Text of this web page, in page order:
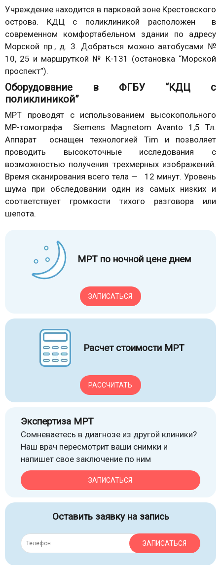
МРТ по ночной цене днем
ЗАПИСАТЬСЯ
Расчет стоимости МРТ
РАССЧИТАТЬ
Экспертиза МРТ
Сомневаетесь в диагнозе из другой клиники?
Наш врач пересмотрит ваши снимки и
напишет свое заключение по ним
ЗАПИСАТЬСЯ
Оставить заявку на запись
ЗАПИСАТЬСЯ
Учреждение находится в парковой зоне Крестовского
острова. КДЦ с поликлиникой расположен в
современном комфортабельном здании по адресу
Морской пр., д. 3. Добраться можно автобусами №
10, 25 и маршруткой № К-131 (остановка “Морской
проспект”).
Оборудование в ФГБУ “КДЦ с
поликлиникой”
МРТ проводят с использованием высокопольного
МР-томографа Siemens Magnetom Avanto 1,5 Тл.
Аппарат оснащен технологией Tim и позволяет
проводить высокоточные исследования с
возможностью получения трехмерных изображений.
Время сканирования всего тела — 12 минут. Уровень
шума при обследовании один из самых низких и
соответствует громкости тихого разговора или
шепота.